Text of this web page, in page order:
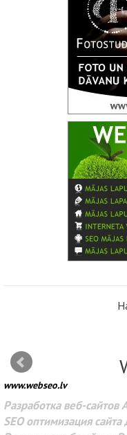
www.webseo.lv
Разработка веб-сайтов
SEO оптимизация